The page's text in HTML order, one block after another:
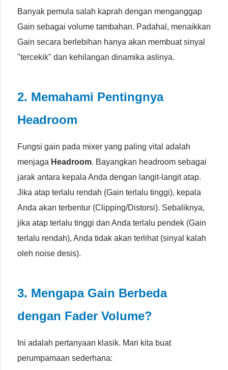
Banyak pemula salah kaprah dengan menganggap
Gain sebagai volume tambahan. Padahal, menaikkan
Gain secara berlebihan hanya akan membuat sinyal
"tercekik" dan kehilangan dinamika aslinya.
2. Memahami Pentingnya
Headroom
Fungsi gain pada mixer yang paling vital adalah
menjaga Headroom. Bayangkan headroom sebagai
jarak antara kepala Anda dengan langit-langit atap.
Jika atap terlalu rendah (Gain terlalu tinggi), kepala
Anda akan terbentur (Clipping/Distorsi). Sebaliknya,
jika atap terlalu tinggi dan Anda terlalu pendek (Gain
terlalu rendah), Anda tidak akan terlihat (sinyal kalah
oleh noise desis).
3. Mengapa Gain Berbeda
dengan Fader Volume?
Ini adalah pertanyaan klasik. Mari kita buat
perumpamaan sederhana: